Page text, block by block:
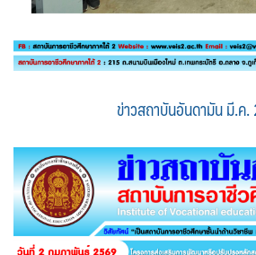
ข่าวสถาบันอันดามัน มี.ค